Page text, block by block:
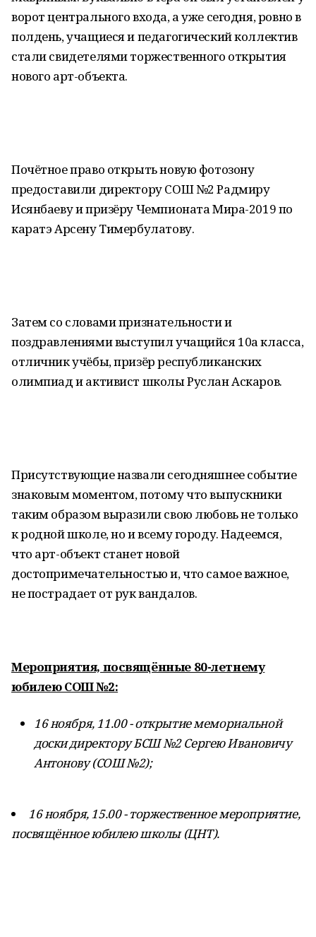
ворот центрального входа, а уже сегодня, ровно в
полдень, учащиеся и педагогический коллектив
стали свидетелями торжественного открытия
нового арт-объекта.
Почётное право открыть новую фотозону
предоставили директору СОШ №2 Радмиру
Исянбаеву и призёру Чемпионата Мира-2019 по
каратэ Арсену Тимербулатову.
Затем со словами признательности и
поздравлениями выступил учащийся 10а класса,
отличник учёбы, призёр республиканских
олимпиад и активист школы Руслан Аскаров.
Присутствующие назвали сегодняшнее событие
знаковым моментом, потому что выпускники
таким образом выразили свою любовь не только
к родной школе, но и всему городу. Надеемся,
что арт-объект станет новой
достопримечательностью и, что самое важное,
не пострадает от рук вандалов.
Мероприятия, посвящённые 80-летнему
юбилею СОШ №2:
16 ноября, 11.00 - открытие мемориальной
доски директору БСШ №2 Сергею Ивановичу
Антонову (СОШ №2);
16 ноября, 15.00 - торжественное мероприятие,
посвящённое юбилею школы (ЦНТ).